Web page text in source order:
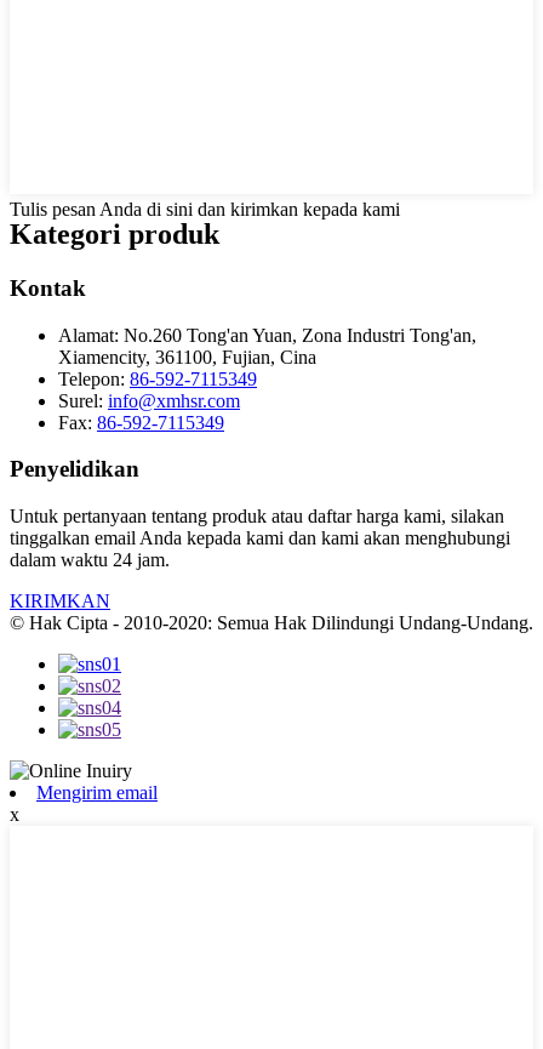
Tulis pesan Anda di sini dan kirimkan kepada kami
Kategori produk
Kontak
Alamat: No.260 Tong'an Yuan, Zona Industri Tong'an,
Xiamencity, 361100, Fujian, Cina
Telepon: 86-592-7115349
Surel: info@xmhsr.com
Fax: 86-592-7115349
Penyelidikan
Untuk pertanyaan tentang produk atau daftar harga kami, silakan
tinggalkan email Anda kepada kami dan kami akan menghubungi
dalam waktu 24 jam.
KIRIMKAN
© Hak Cipta - 2010-2020: Semua Hak Dilindungi Undang-Undang.
Mengirim email
x